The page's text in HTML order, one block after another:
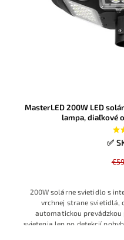
MasterLED 200W LED
lampa, diaľkové
✅
€59
200W solárne svietidlo s
vrchnej strane svietidlá,
automatickou
svietenia len po detekcií